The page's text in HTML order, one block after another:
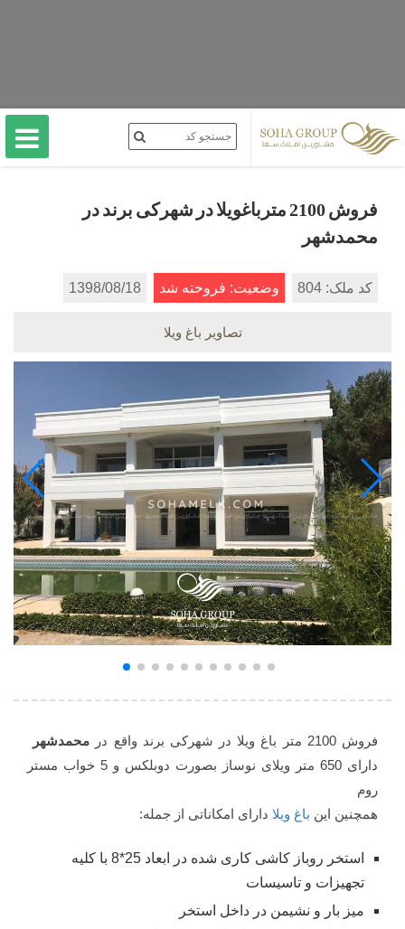
فروش 2100 مترباغویلا در شهرکی برند در
محمدشهر
کد ملک: 804 وضعیت: فروخته شد 1398/08/18
تصاویر باغ ویلا
فروش 2100 متر باغ ویلا در شهرکی برند واقع در
محمدشهر
دارای 650 متر ویلای نوساز بصورت دوبلکس و 5 خواب مستر
روم
همچنین این باغ ویلا دارای امکاناتی از جمله:
استخر روباز کاشی کاری شده در ابعاد 25*8 با کلیه
تجهیزات و تاسیسات
میز بار و نشیمن در داخل استخر